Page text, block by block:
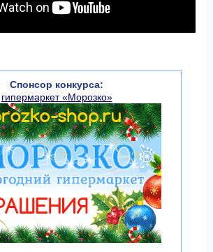
Спонсор конкурса:
гипермаркет «Морозко»